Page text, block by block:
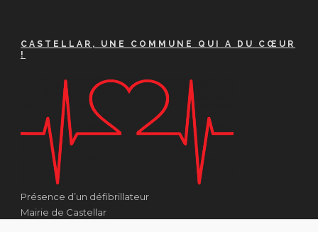
CASTELLAR, UNE COMMUNE QUI A DU CŒUR
!
Présence d’un défibrillateur
Mairie de Castellar